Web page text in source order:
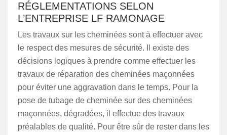
RÉGLEMENTATIONS SELON
L’ENTREPRISE LF RAMONAGE
Les travaux sur les cheminées sont à effectuer avec
le respect des mesures de sécurité. Il existe des
décisions logiques à prendre comme effectuer les
travaux de réparation des cheminées maçonnées
pour éviter une aggravation dans le temps. Pour la
pose de tubage de cheminée sur des cheminées
maçonnées, dégradées, il effectue des travaux
préalables de qualité. Pour être sûr de rester dans les